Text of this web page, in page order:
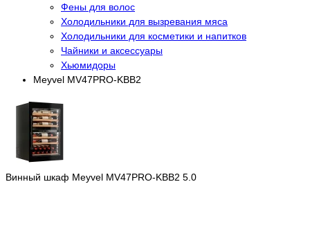
Фены для волос
Холодильники для вызревания мяса
Холодильники для косметики и напитков
Чайники и аксессуары
Хьюмидоры
Meyvel MV47PRO-KBB2
Винный шкаф Meyvel MV47PRO-KBB2 5.0